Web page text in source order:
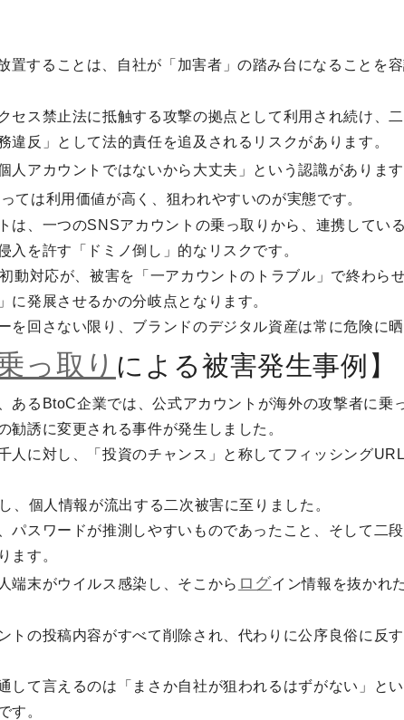
置することは、自社が「加害者」の踏み台になることを
セス禁止法に抵触する攻撃の拠点として利用され続け、
違反」として法的責任を追及されるリスクがあります。
人アカウントではないから大丈夫」という認識がありま
ては利用価値が高く、狙われやすいのが実態です。
は、一つのSNSアカウントの乗っ取りから、連携してい
入を許す「ドミノ倒し」的なリスクです。
動対応が、被害を「一アカウントのトラブル」で終わら
に発展させるかの分岐点となります。
を回さない限り、ブランドのデジタル資産は常に危険に晒
っ取り による被害発生事例】
あるBtoC企業では、公式アカウントが海外の攻撃者に乗
勧誘に変更される事件が発生しました。
人に対し、「投資のチャンス」と称してフィッシング
、個人情報が流出する二次被害に至りました。
パスワードが推測しやすいものであったこと、そして二
ます。
端末がウイルス感染し、そこから ログイン情報を抜かれ
トの投稿内容がすべて削除され、代わりに公序良俗に反
して言えるのは「まさか自社が狙われるはずがない」と
す。